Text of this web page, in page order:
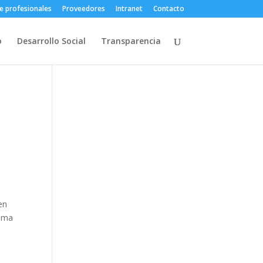
profesionales Proveedores Intranet Contacto
Desarrollo Social Transparencia